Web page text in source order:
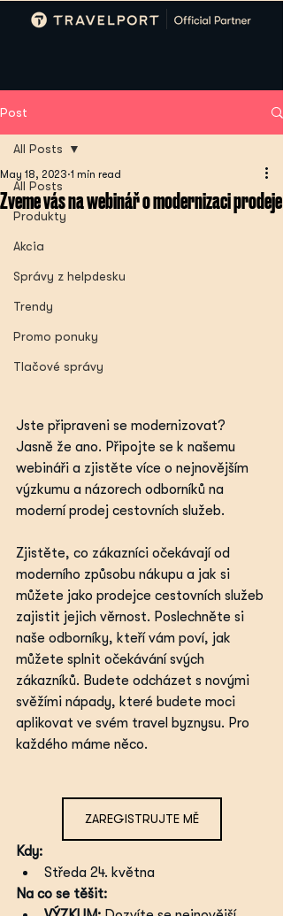
Post
All Posts
Produkty
Akcia
Správy z helpdesku
Trendy
Promo ponuky
Tlačové správy
All Posts
Zveme vás na webinář o modernizaci prodeje
May 18, 2023 1 min read
Jste připraveni se modernizovat?
Jasně že ano. Připojte se k našemu
webináři a zjistěte více o nejnovějším
výzkumu a názorech odborníků na
moderní prodej cestovních služeb.
Zjistěte, co zákazníci očekávají od
moderního způsobu nákupu a jak si
můžete jako prodejce cestovních služeb
zajistit jejich věrnost. Poslechněte si
naše odborníky, kteří vám poví, jak
můžete splnit očekávání svých
zákazníků. Budete odcházet s novými
svěžími nápady, které budete moci
aplikovat ve svém travel byznysu. Pro
každého máme něco.
ZAREGISTRUJTE MĚ
Kdy:
Středa 24. května
Na co se těšit: